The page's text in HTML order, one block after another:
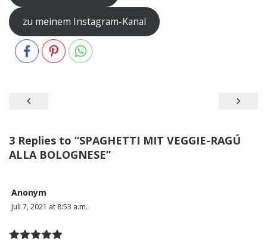
zu meinem Instagram-Kanal
Beitragsnavigation
3 Replies to “SPAGHETTI MIT VEGGIE-RAGÚ
ALLA BOLOGNESE”
Anonym
Juli 7, 2021 at 8:53 a.m.